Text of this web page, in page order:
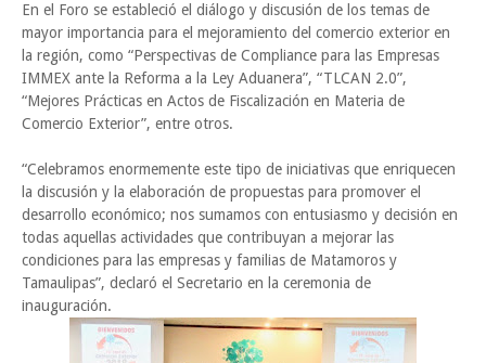
En el Foro se estableció el diálogo y discusión de los temas de
mayor importancia para el mejoramiento del comercio exterior en
la región, como “Perspectivas de Compliance para las Empresas
IMMEX ante la Reforma a la Ley Aduanera”, “TLCAN 2.0”,
“Mejores Prácticas en Actos de Fiscalización en Materia de
Comercio Exterior”, entre otros.
“Celebramos enormemente este tipo de iniciativas que enriquecen
la discusión y la elaboración de propuestas para promover el
desarrollo económico; nos sumamos con entusiasmo y decisión en
todas aquellas actividades que contribuyan a mejorar las
condiciones para las empresas y familias de Matamoros y
Tamaulipas”, declaró el Secretario en la ceremonia de
inauguración.